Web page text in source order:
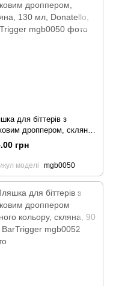
для біттерів з
дроппером, скляна,
Donatello, BarTrigger
грн
моделі mgb0050